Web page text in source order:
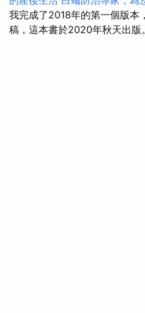
我完成了2018年的第一個版
稿，這本書於2020年秋天出版。